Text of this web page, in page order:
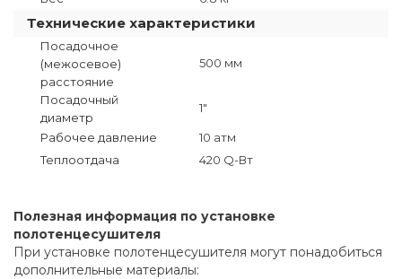
Технические характеристики
Посадочное
(межосевое)
расстояние
500 мм
Посадочный
диаметр
1"
Рабочее давление
10 атм
Теплоотдача
420 Q-Вт
Полезная информация по установке
полотенцесушителя
При установке полотенцесушителя могут понадобиться
дополнительные материалы: